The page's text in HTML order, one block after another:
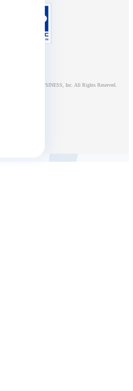
© NTT DOCOMO BUSINESS, Inc. All Rights Reserved.